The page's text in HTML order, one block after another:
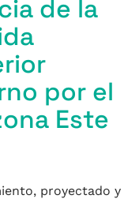
de la
por el
Este
proyectado y